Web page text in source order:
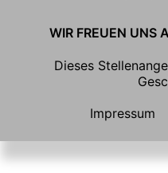
WIR FREUEN UNS
Dieses
Impressum